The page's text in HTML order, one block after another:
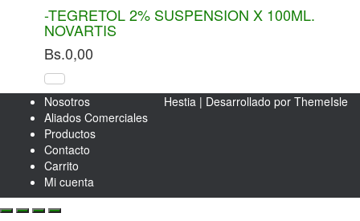
-TEGRETOL 2% SUSPENSION X 100ML.
NOVARTIS
Bs.0,00
Nosotros
Aliados Comerciales
Productos
Contacto
Carrito
Mi cuenta
Hestia | Desarrollado por ThemeIsle